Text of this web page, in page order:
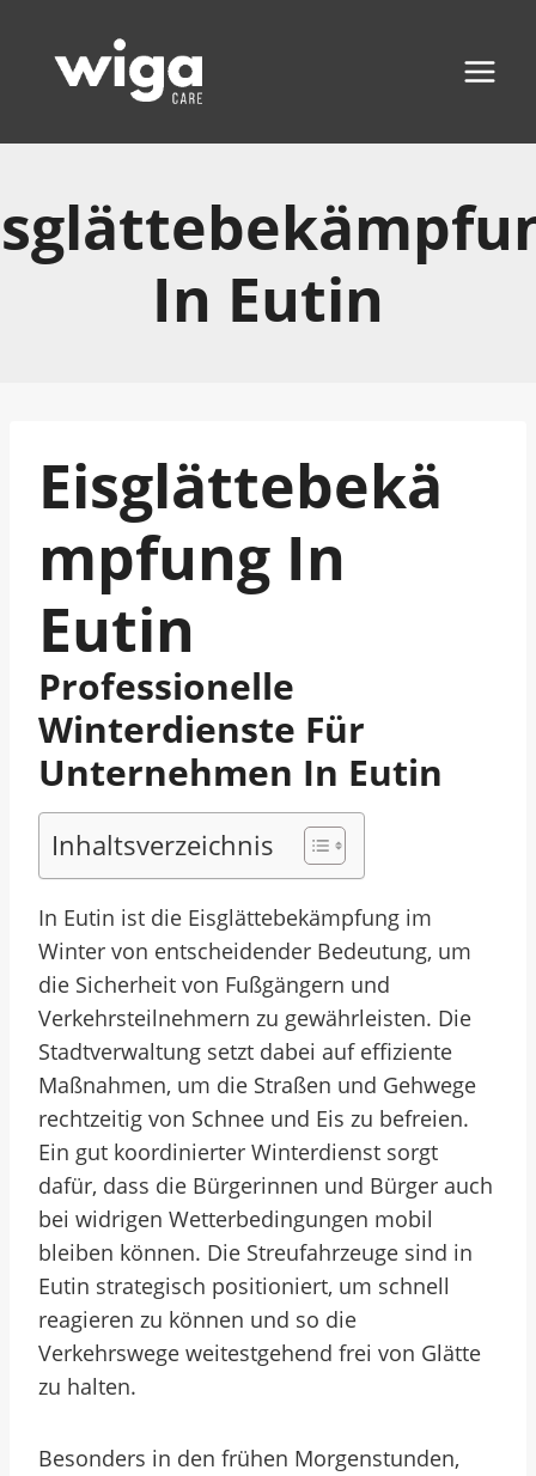
Inhalt
springen
In Eutin
Eisglättebekä
Mpfung In
Eutin
Professionelle
Winterdienste Für
Unternehmen In Eutin
Inhaltsverzeichnis
In Eutin ist die Eisglättebekämpfung im
Winter von entscheidender Bedeutung, um
die Sicherheit von Fußgängern und
Verkehrsteilnehmern zu gewährleisten. Die
Stadtverwaltung setzt dabei auf effiziente
Maßnahmen, um die Straßen und Gehwege
rechtzeitig von Schnee und Eis zu befreien.
Ein gut koordinierter Winterdienst sorgt
dafür, dass die Bürgerinnen und Bürger auch
bei widrigen Wetterbedingungen mobil
bleiben können. Die Streufahrzeuge sind in
Eutin strategisch positioniert, um schnell
reagieren zu können und so die
Verkehrswege weitestgehend frei von Glätte
zu halten.
Besonders in den frühen Morgenstunden,